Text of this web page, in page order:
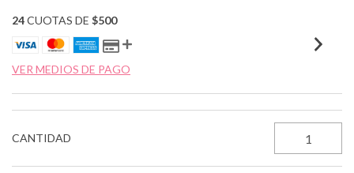
24CUOTAS DE $500
VER MEDIOS DE PAGO
CANTIDAD